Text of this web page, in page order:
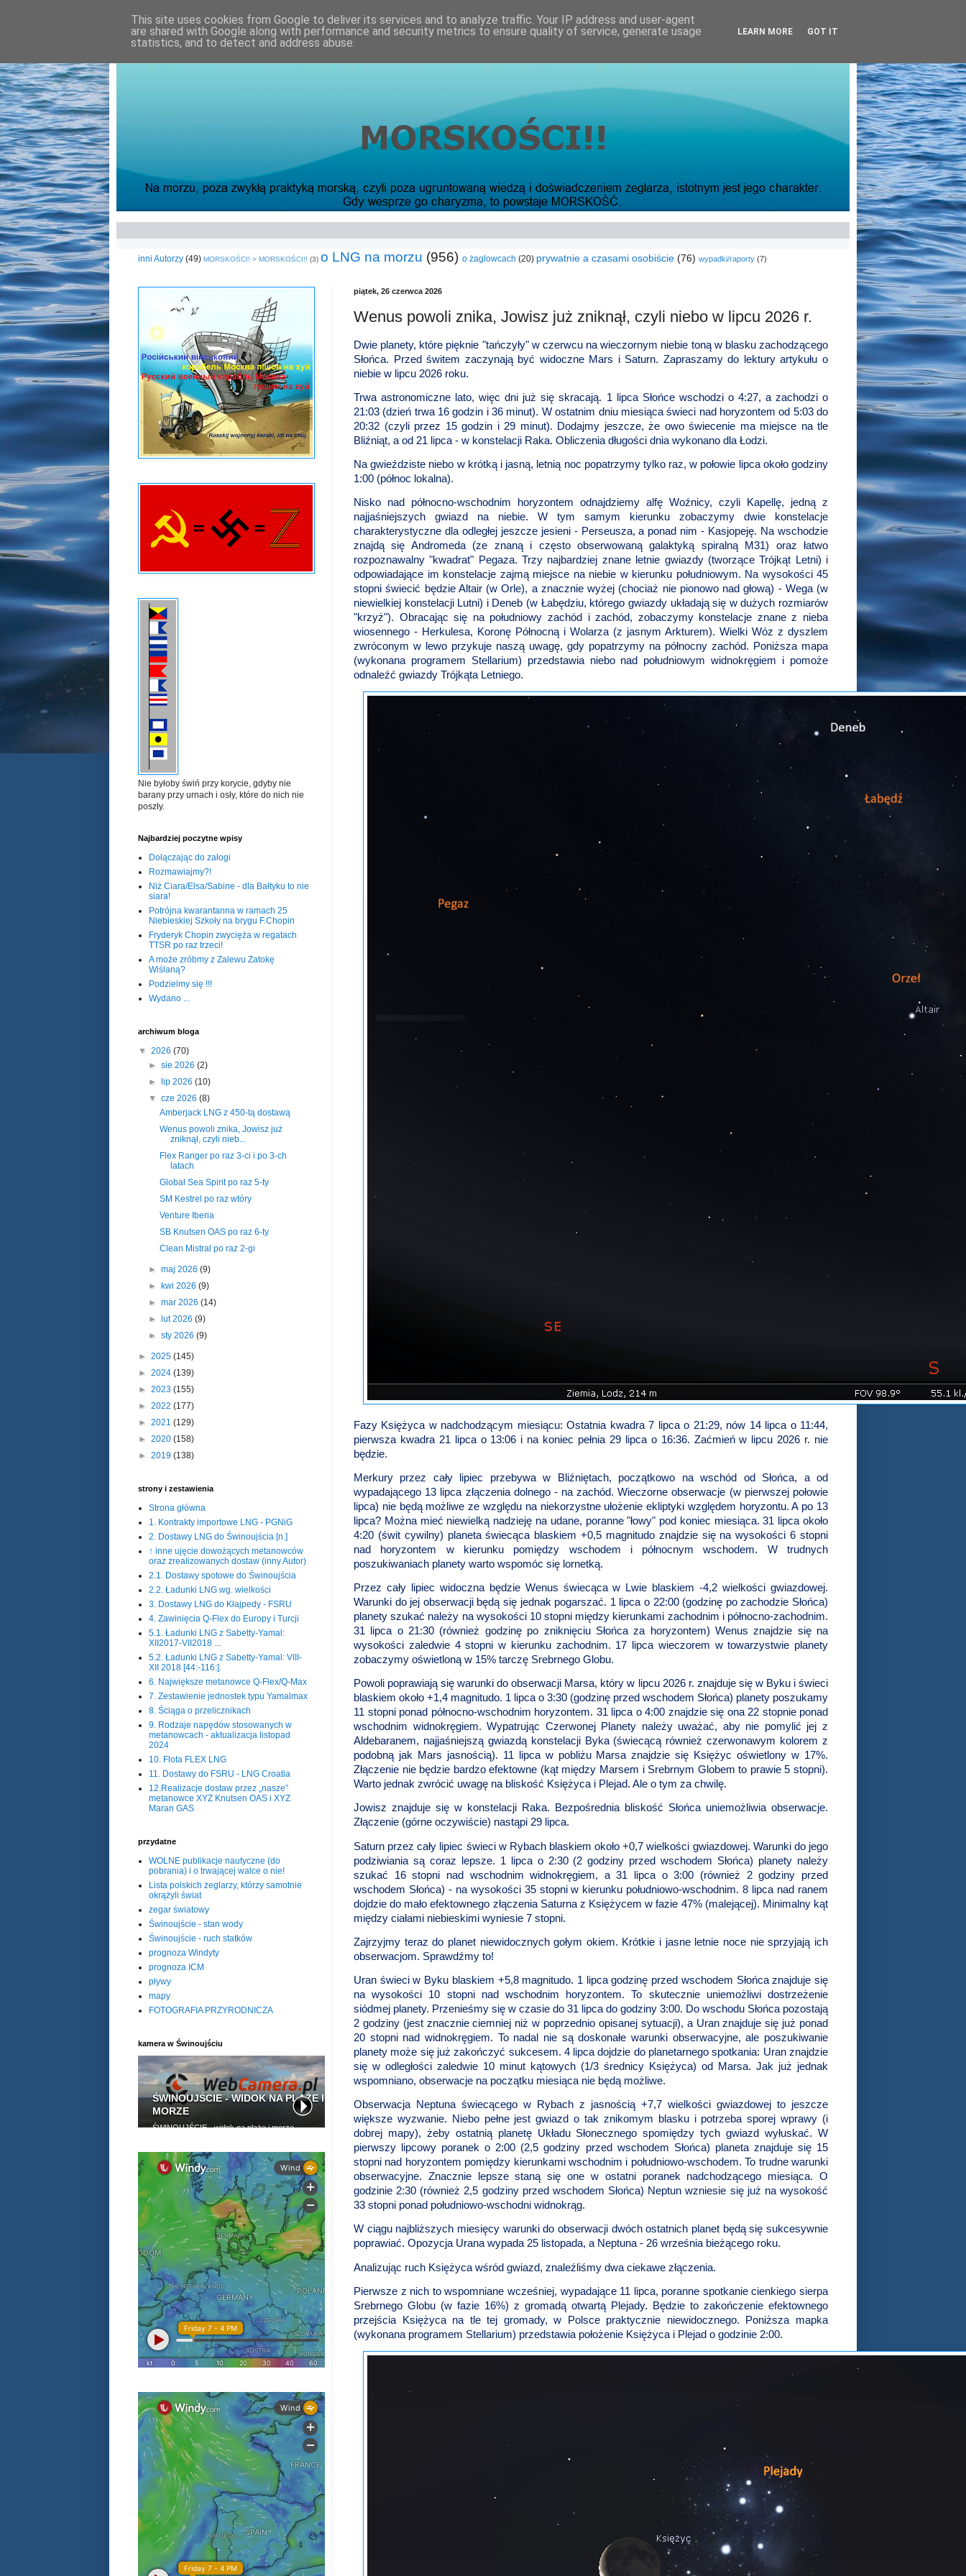
inni Autorzy (49) MORSKOŚCI! > MORSKOŚCI!! (3) o LNG na morzu (956) o żaglowcach (20) prywatnie a czasami osobiście (76) wypadki/raporty (7)
piątek, 26 czerwca 2026
Wenus powoli znika, Jowisz już zniknął, czyli niebo w lipcu 2026 r.
Dwie planety, które pięknie "tańczyły" w czerwcu na wieczornym niebie toną w blasku zachodzącego
Słońca. Przed świtem zaczynają być widoczne Mars i Saturn. Zapraszamy do lektury artykułu o
niebie w lipcu 2026 roku.
Trwa astronomiczne lato, więc dni już się skracają. 1 lipca Słońce wschodzi o 4:27, a zachodzi o
21:03 (dzień trwa 16 godzin i 36 minut). W ostatnim dniu miesiąca świeci nad horyzontem od 5:03 do
20:32 (czyli przez 15 godzin i 29 minut). Dodajmy jeszcze, że owo świecenie ma miejsce na tle
Bliźniąt, a od 21 lipca - w konstelacji Raka. Obliczenia długości dnia wykonano dla Łodzi.
Na gwieździste niebo w krótką i jasną, letnią noc popatrzymy tylko raz, w połowie lipca około godziny
1:00 (północ lokalna).
Nisko nad północno-wschodnim horyzontem odnajdziemy alfę Woźnicy, czyli Kapellę, jedną z
najjaśniejszych gwiazd na niebie. W tym samym kierunku zobaczymy dwie konstelacje
charakterystyczne dla odległej jeszcze jesieni - Perseusza, a ponad nim - Kasjopeję. Na wschodzie
znajdą się Andromeda (ze znaną i często obserwowaną galaktyką spiralną M31) oraz łatwo
rozpoznawalny "kwadrat" Pegaza. Trzy najbardziej znane letnie gwiazdy (tworzące Trójkąt Letni) i
odpowiadające im konstelacje zajmą miejsce na niebie w kierunku południowym. Na wysokości 45
stopni świecić będzie Altair (w Orle), a znacznie wyżej (chociaż nie pionowo nad głową) - Wega (w
niewielkiej konstelacji Lutni) i Deneb (w Łabędziu, którego gwiazdy układają się w dużych rozmiarów
"krzyż"). Obracając się na południowy zachód i zachód, zobaczymy konstelacje znane z nieba
wiosennego - Herkulesa, Koronę Północną i Wolarza (z jasnym Arkturem). Wielki Wóz z dyszlem
zwróconym w lewo przykuje naszą uwagę, gdy popatrzymy na północny zachód. Poniższa mapa
(wykonana programem Stellarium) przedstawia niebo nad południowym widnokręgiem i pomoże
odnaleźć gwiazdy Trójkąta Letniego.
Fazy Księżyca w nadchodzącym miesiącu: Ostatnia kwadra 7 lipca o 21:29, nów 14 lipca o 11:44,
pierwsza kwadra 21 lipca o 13:06 i na koniec pełnia 29 lipca o 16:36. Zaćmień w lipcu 2026 r. nie
będzie.
Merkury przez cały lipiec przebywa w Bliźniętach, początkowo na wschód od Słońca, a od
wypadającego 13 lipca złączenia dolnego - na zachód. Wieczorne obserwacje (w pierwszej połowie
lipca) nie będą możliwe ze względu na niekorzystne ułożenie ekliptyki względem horyzontu. A po 13
lipca? Można mieć niewielką nadzieję na udane, poranne "łowy" pod koniec miesiąca. 31 lipca około
4:20 (świt cywilny) planeta świecąca blaskiem +0,5 magnitudo znajdzie się na wysokości 6 stopni
nad horyzontem w kierunku pomiędzy wschodem i północnym wschodem. W trudnych
poszukiwaniach planety warto wspomóc się lornetką.
Przez cały lipiec widoczna będzie Wenus świecąca w Lwie blaskiem -4,2 wielkości gwiazdowej.
Warunki do jej obserwacji będą się jednak pogarszać. 1 lipca o 22:00 (godzinę po zachodzie Słońca)
planety szukać należy na wysokości 10 stopni między kierunkami zachodnim i północno-zachodnim.
31 lipca o 21:30 (również godzinę po zniknięciu Słońca za horyzontem) Wenus znajdzie się na
wysokości zaledwie 4 stopni w kierunku zachodnim. 17 lipca wieczorem w towarzystwie planety
zobaczymy oświetloną w 15% tarczę Srebrnego Globu.
Powoli poprawiają się warunki do obserwacji Marsa, który w lipcu 2026 r. znajduje się w Byku i świeci
blaskiem około +1,4 magnitudo. 1 lipca o 3:30 (godzinę przed wschodem Słońca) planety poszukamy
11 stopni ponad północno-wschodnim horyzontem. 31 lipca o 4:00 znajdzie się ona 22 stopnie ponad
wschodnim widnokręgiem. Wypatrując Czerwonej Planety należy uważać, aby nie pomylić jej z
Aldebaranem, najjaśniejszą gwiazdą konstelacji Byka (świecącą również czerwonawym kolorem z
podobną jak Mars jasnością). 11 lipca w pobliżu Marsa znajdzie się Księżyc oświetlony w 17%.
Złączenie nie będzie bardzo efektowne (kąt między Marsem i Srebrnym Globem to prawie 5 stopni).
Warto jednak zwrócić uwagę na bliskość Księżyca i Plejad. Ale o tym za chwilę.
Jowisz znajduje się w konstelacji Raka. Bezpośrednia bliskość Słońca uniemożliwia obserwacje.
Złączenie (górne oczywiście) nastąpi 29 lipca.
Saturn przez cały lipiec świeci w Rybach blaskiem około +0,7 wielkości gwiazdowej. Warunki do jego
podziwiania są coraz lepsze. 1 lipca o 2:30 (2 godziny przed wschodem Słońca) planety należy
szukać 16 stopni nad wschodnim widnokręgiem, a 31 lipca o 3:00 (również 2 godziny przed
wschodem Słońca) - na wysokości 35 stopni w kierunku południowo-wschodnim. 8 lipca nad ranem
dojdzie do mało efektownego złączenia Saturna z Księżycem w fazie 47% (malejącej). Minimalny kąt
między ciałami niebieskimi wyniesie 7 stopni.
Zajrzyjmy teraz do planet niewidocznych gołym okiem. Krótkie i jasne letnie noce nie sprzyjają ich
obserwacjom. Sprawdźmy to!
Uran świeci w Byku blaskiem +5,8 magnitudo. 1 lipca godzinę przed wschodem Słońca znajduje się
na wysokości 10 stopni nad wschodnim horyzontem. To skutecznie uniemożliwi dostrzeżenie
siódmej planety. Przenieśmy się w czasie do 31 lipca do godziny 3:00. Do wschodu Słońca pozostają
2 godziny (jest znacznie ciemniej niż w poprzednio opisanej sytuacji), a Uran znajduje się już ponad
20 stopni nad widnokręgiem. To nadal nie są doskonałe warunki obserwacyjne, ale poszukiwanie
planety może się już zakończyć sukcesem. 4 lipca dojdzie do planetarnego spotkania: Uran znajdzie
się w odległości zaledwie 10 minut kątowych (1/3 średnicy Księżyca) od Marsa. Jak już jednak
wspomniano, obserwacje na początku miesiąca nie będą możliwe.
Obserwacja Neptuna świecącego w Rybach z jasnością +7,7 wielkości gwiazdowej to jeszcze
większe wyzwanie. Niebo pełne jest gwiazd o tak znikomym blasku i potrzeba sporej wprawy (i
dobrej mapy), żeby ostatnią planetę Układu Słonecznego spomiędzy tych gwiazd wyłuskać. W
pierwszy lipcowy poranek o 2:00 (2,5 godziny przed wschodem Słońca) planeta znajduje się 15
stopni nad horyzontem pomiędzy kierunkami wschodnim i południowo-wschodem. To trudne warunki
obserwacyjne. Znacznie lepsze staną się one w ostatni poranek nadchodzącego miesiąca. O
godzinie 2:30 (również 2,5 godziny przed wschodem Słońca) Neptun wzniesie się już na wysokość
33 stopni ponad południowo-wschodni widnokrąg.
W ciągu najbliższych miesięcy warunki do obserwacji dwóch ostatnich planet będą się sukcesywnie
poprawiać. Opozycja Urana wypada 25 listopada, a Neptuna - 26 września bieżącego roku.
Analizując ruch Księżyca wśród gwiazd, znaleźliśmy dwa ciekawe złączenia.
Pierwsze z nich to wspomniane wcześniej, wypadające 11 lipca, poranne spotkanie cienkiego sierpa
Srebrnego Globu (w fazie 16%) z gromadą otwartą Plejady. Będzie to zakończenie efektownego
przejścia Księżyca na tle tej gromady, w Polsce praktycznie niewidocznego. Poniższa mapka
(wykonana programem Stellarium) przedstawia położenie Księżyca i Plejad o godzinie 2:00.
Nie byłoby świń przy korycie, gdyby nie
barany przy urnach i osły, które do nich nie
poszły.
Najbardziej poczytne wpisy
Dołączając do załogi
Rozmawiajmy?!
Niż Ciara/Elsa/Sabine - dla Bałtyku to nie
siara!
Potrójna kwarantanna w ramach 25
Niebieskiej Szkoły na brygu F.Chopin
Fryderyk Chopin zwycięża w regatach
TTSR po raz trzeci!
A może zróbmy z Zalewu Zatokę
Wiślaną?
Podzielmy się !!!
Wydano ...
archiwum bloga
▼ 2026 (70)
►sie 2026(2)
►
lip 2026(10)
▼cze 2026(8)
Amberjack LNG z 450-tą dostawą
Wenus powoli znika, Jowisz już
zniknął, czyli nieb...
Flex Ranger po raz 3-ci i po 3-ch
latach
Global Sea Spirit po raz 5-ty
SM Kestrel po raz wtóry
Venture Iberia
SB Knutsen OAS po raz 6-ty
Clean Mistral po raz 2-gi
►maj 2026(9)
►
kwi 2026(9)
►mar 2026(14)
►
lut 2026(9)
►sty 2026(9)
► 2025 (145)
► 2024 (139)
► 2023 (155)
► 2022 (177)
► 2021 (129)
► 2020 (158)
► 2019 (138)
strony i zestawienia
Strona główna
1. Kontrakty importowe LNG - PGNiG
2. Dostawy LNG do Świnoujścia [n.]
↑ inne ujęcie dowożących metanowców
oraz zrealizowanych dostaw (inny Autor)
2.1. Dostawy spotowe do Świnoujścia
2.2. Ładunki LNG wg. wielkości
3. Dostawy LNG do Kłajpedy - FSRU
4. Zawinięcia Q-Flex do Europy i Turcji
5.1. Ładunki LNG z Sabetty-Yamal:
XII2017-VII2018 ...
5.2. Ładunki LNG z Sabetty-Yamal: VIII-
XII 2018 [44:-116:].
6. Największe metanowce Q-Flex/Q-Max
7. Zestawienie jednostek typu Yamalmax
8. Ściąga o przelicznikach
9. Rodzaje napędów stosowanych w
metanowcach - aktualizacja listopad
2024
10. Flota FLEX LNG
11. Dostawy do FSRU - LNG Croatia
12.Realizacje dostaw przez „nasze”
metanowce XYZ Knutsen OAS i XYZ
Maran GAS
przydatne
WOLNE publikacje nautyczne (do
pobrania) i o trwającej walce o nie!
Lista polskich żeglarzy, którzy samotnie
okrążyli świat
zegar światowy
Świnoujście - stan wody
Świnoujście - ruch statków
prognoza Windyty
prognoza ICM
pływy
mapy
FOTOGRAFIA PRZYRODNICZA
kamera w Świnoujściu
This site uses cookies from Google to deliver its services and to analyze traffic. Your IP address and user-agent
are shared with Google along with performance and security metrics to ensure quality of service, generate usage
statistics, and to detect and address abuse.
LEARN MORE GOT IT